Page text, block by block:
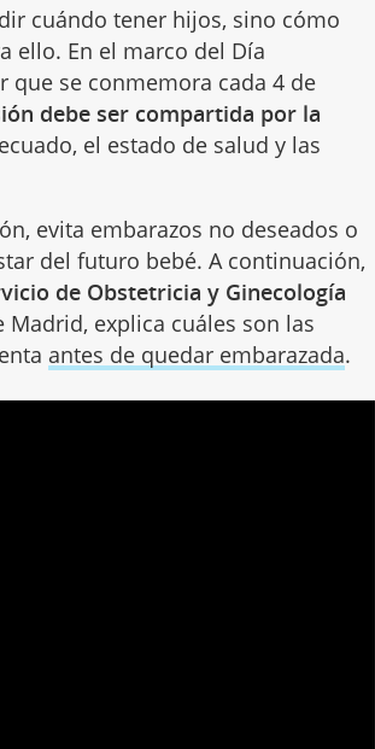
cuándo tener hijos, sino cómo
ello. En el marco del Día
que se conmemora cada 4 de
debe ser compartida por la
el estado de salud y las
evita embarazos no deseados o
del futuro bebé. A continuación,
de Obstetricia y Ginecología
Madrid, explica cuáles son las
antes de quedar embarazada.